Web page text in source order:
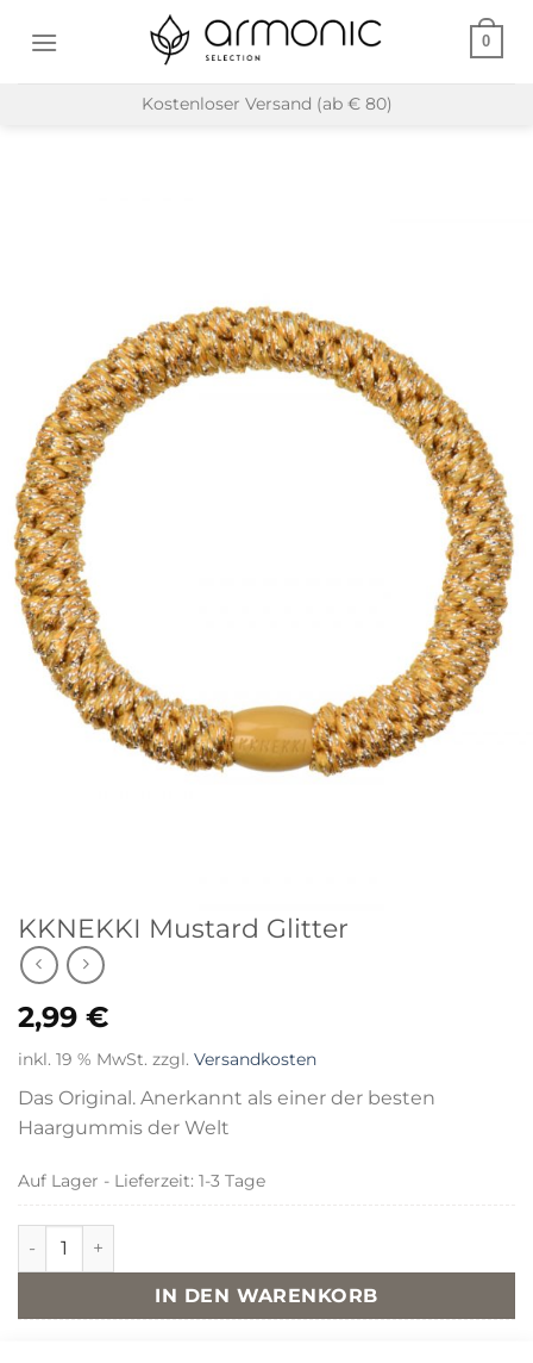
Inhalt
0
Kostenloser Versand (ab € 80)
KKNEKKI Mustard Glitter
2,99 €
inkl. 19 % MwSt. zzgl. Versandkosten
Das Original. Anerkannt als einer der besten
Haargummis der Welt
Auf Lager - Lieferzeit: 1-3 Tage
KKNEKKI Mustard Glitter Menge
IN DEN WARENKORB